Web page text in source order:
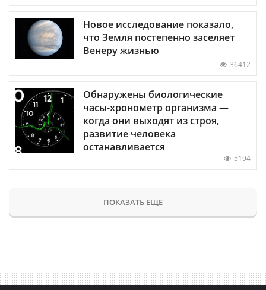
Новое исследование показало,
что Земля постепенно заселяет
Венеру жизнью
36412
Обнаружены биологические
часы-хронометр организма —
когда они выходят из строя,
развитие человека
останавливается
5194
ПОКАЗАТЬ ЕЩЕ